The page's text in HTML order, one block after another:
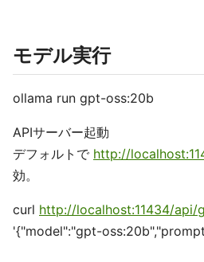
モデル実行
ollama run gpt-oss:20b
APIサーバー起動
デフォルトで http://
効。
curl http://localhost:11434/api/
'{"model":"gpt-